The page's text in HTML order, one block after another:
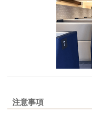
注意事項